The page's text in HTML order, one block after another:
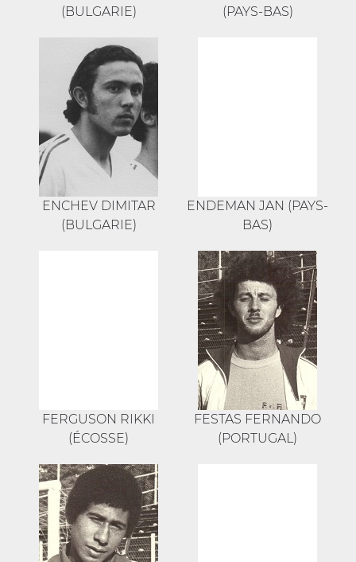
(BULGARIE) (PAYS-BAS)
ENCHEV DIMITAR
(BULGARIE)
ENDEMAN JAN (PAYS-
BAS)
FERGUSON RIKKI
(ÉCOSSE)
FESTAS FERNANDO
(PORTUGAL)